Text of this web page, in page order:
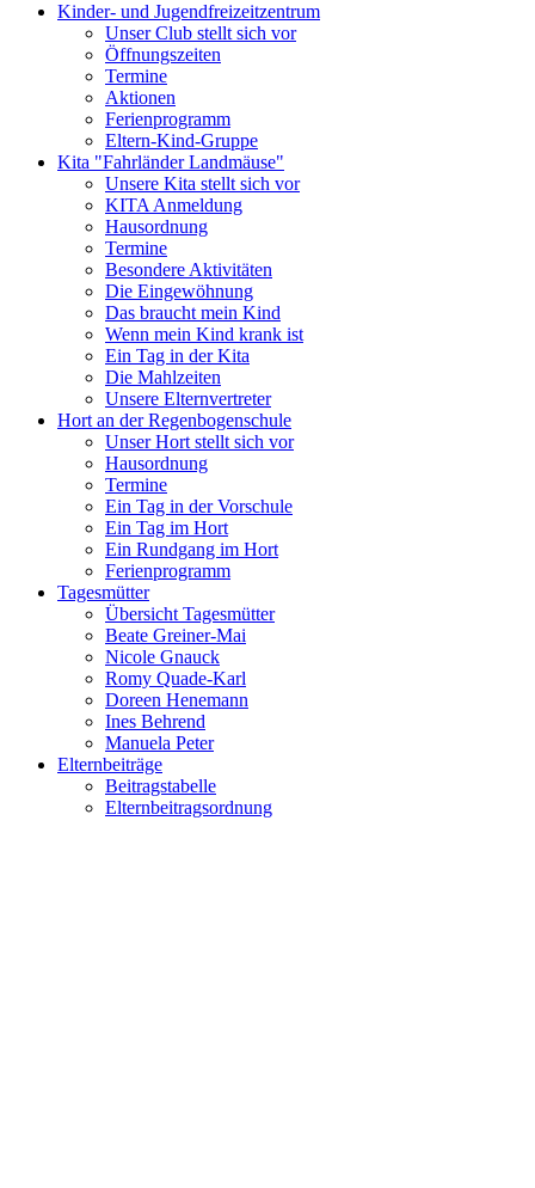
Kinder- und Jugendfreizeitzentrum
Unser Club stellt sich vor
Öffnungszeiten
Termine
Aktionen
Ferienprogramm
Eltern-Kind-Gruppe
Kita "Fahrländer Landmäuse"
Unsere Kita stellt sich vor
KITA Anmeldung
Hausordnung
Termine
Besondere Aktivitäten
Die Eingewöhnung
Das braucht mein Kind
Wenn mein Kind krank ist
Ein Tag in der Kita
Die Mahlzeiten
Unsere Elternvertreter
Hort an der Regenbogenschule
Unser Hort stellt sich vor
Hausordnung
Termine
Ein Tag in der Vorschule
Ein Tag im Hort
Ein Rundgang im Hort
Ferienprogramm
Tagesmütter
Übersicht Tagesmütter
Beate Greiner-Mai
Nicole Gnauck
Romy Quade-Karl
Doreen Henemann
Ines Behrend
Manuela Peter
Elternbeiträge
Beitragstabelle
Elternbeitragsordnung